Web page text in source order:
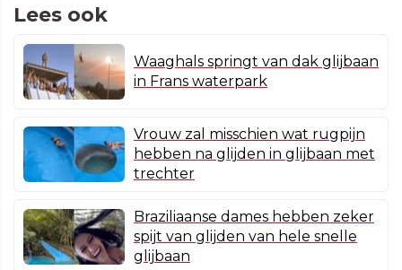
Lees ook
Waaghals springt van dak glijbaan
in Frans waterpark
Vrouw zal misschien wat rugpijn
hebben na glijden in glijbaan met
trechter
Braziliaanse dames hebben zeker
spijt van glijden van hele snelle
glijbaan